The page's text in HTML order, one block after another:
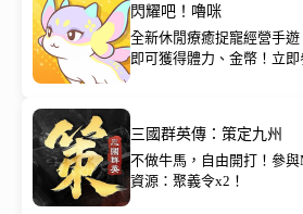
閃耀吧！嚕咪
全新休閒療癒捉寵經營手
即可獲得體力、金幣！立即
三國群英傳：策定九州
不做牛馬，自由開打！參
資源：聚義令x2！